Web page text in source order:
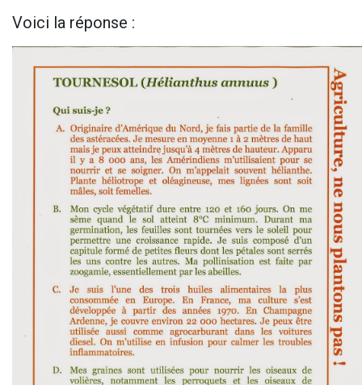
Voici la réponse :